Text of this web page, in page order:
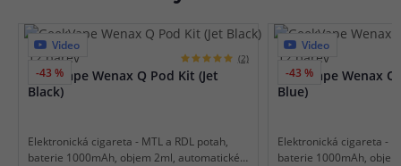
Video
-43 %
12 barev (2)
GeekVape Wenax Q Pod Kit (Jet
Black)
Elektronická cigareta - MTL a RDL potah,
baterie 1000mAh, objem 2ml, automatické
Video
-43 %
12 barev
GeekVape Wenax
Blue)
Elektronická cigareta -
baterie 1000mAh,